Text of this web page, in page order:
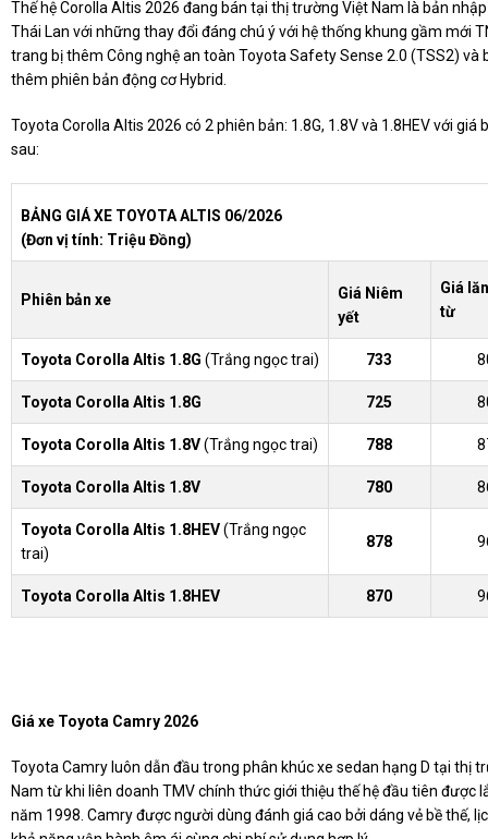
Thế hệ Corolla Altis 2026 đang bán tại thị trường Việt Nam là bản
Thái Lan với những thay đổi đáng chú ý với hệ thống khung gầm mới
trang bị thêm Công nghệ an toàn Toyota Safety Sense 2.0 (TSS2) và
thêm phiên bản động cơ Hybrid.
Toyota Corolla Altis 2026 có 2 phiên bản: 1.8G, 1.8V và 1.8HEV với giá
sau:
BẢNG GIÁ XE TOYOTA ALTIS 06/2026
(Đơn vị tính: Triệu Đồng)
Phiên bản xe
Giá Niêm
yết
Giá
từ
Toyota Corolla Altis 1.8G (Trắng ngọc trai) 733
Toyota Corolla Altis 1.8G 725
Toyota Corolla Altis 1.8V(Trắng ngọc trai) 788
Toyota Corolla Altis 1.8V 780
Toyota Corolla Altis 1.8HEV(Trắng ngọc
trai)
878
Toyota Corolla Altis 1.8HEV 870
Giá xe Toyota Camry 2026
Toyota Camry luôn dẫn đầu trong phân khúc xe sedan hạng D tại thị
Nam từ khi liên doanh TMV chính thức giới thiệu thế hệ đầu tiên được
năm 1998. Camry được người dùng đánh giá cao bởi dáng vẻ bề thế,